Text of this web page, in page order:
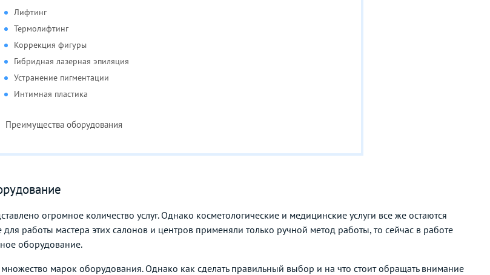
Лифтинг
Термолифтинг
Коррекция фигуры
Гибридная лазерная эпиляция
Устранение пигментации
Интимная пластика
Преимущества оборудования
огромное количество услуг. Однако косметологические и медицинские услуги все же остаются
работы мастера этих салонов и центров применяли только ручной метод работы, то сейчас в работе
оборудование.
марок оборудования. Однако как сделать правильный выбор и на что стоит обращать внимание